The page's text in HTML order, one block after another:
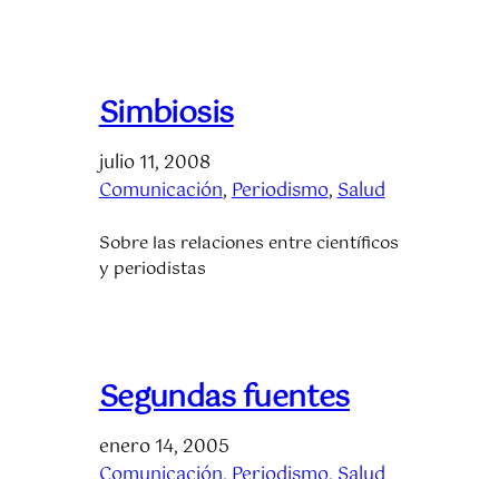
Simbiosis
julio 11, 2008
Comunicación, Periodismo, Salud
Sobre las relaciones entre científicos
y periodistas
Segundas fuentes
enero 14, 2005